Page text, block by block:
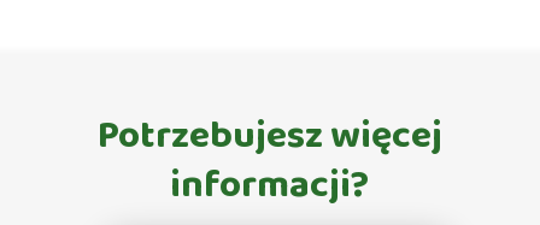
Potrzebujesz więcej
informacji?